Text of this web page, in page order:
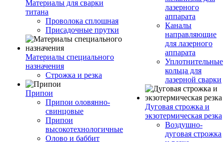
Материалы для сварки
титана
Проволока сплошная
Присадочные прутки
Материалы специального
назначения
Строжка и резка
Припои
Припои оловянно-
свинцовые
Припои
высокотехнологичные
Олово и баббит
лазерного
аппарата
Каналы
направляющие
для лазерного
аппарата
Уплотнительные
кольца для
лазерной сварки
Дуговая строжка и
экзотермическая резка
Воздушно-
дуговая строжка